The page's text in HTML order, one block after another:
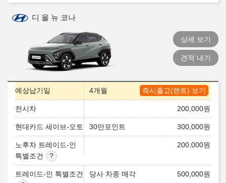
디 올 뉴 코나
상세 보기
견적 내기
즉시출고(렌트) 보기
예상납기일 4개월
전시차 200,000원
현대카드 세이브-오토 30만포인트 300,000원
노후차 트레이드-인
특별조건
200,000원
트레이드-인 특별조건 당사 차종 매각 500,000원